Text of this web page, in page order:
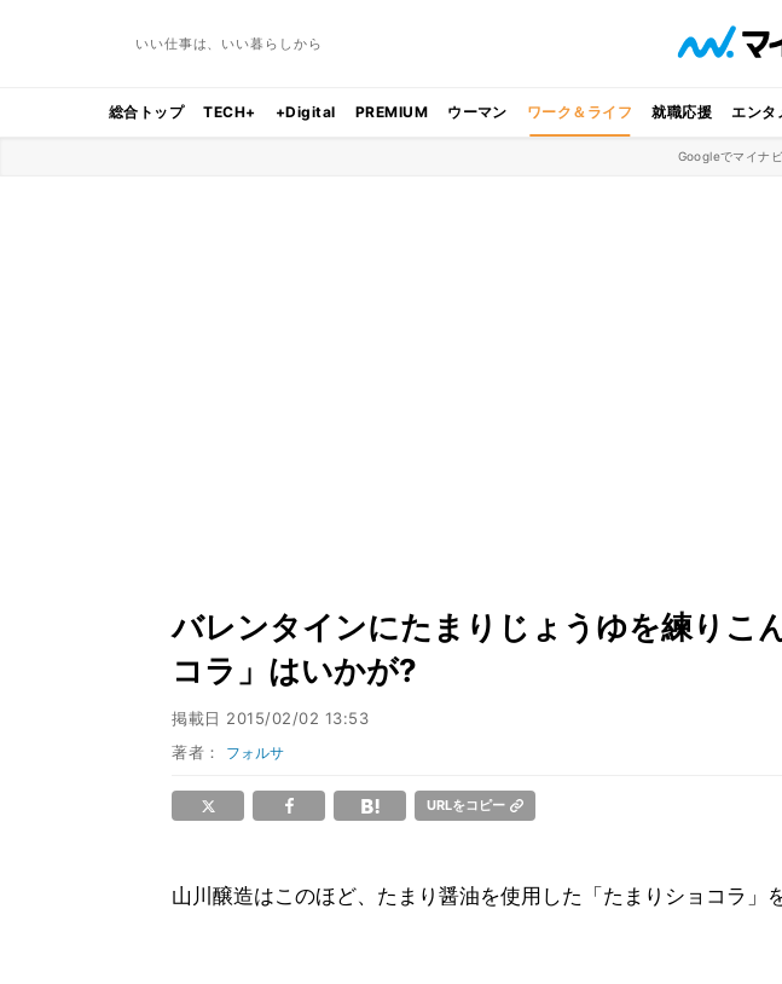
いい仕事は、いい暮らしから
総合トップ TECH+ +Digital PREMIUM ウーマン ワーク＆ライフ 就職応援 エンタ
Googleでマイナ
バレンタインにたまりじょうゆを練りこ
コラ」はいかが?
掲載日 2015/02/02 13:53
著者： フォルサ
URLをコピー
山川醸造はこのほど、たまり醤油を使用した「たまりショコラ」